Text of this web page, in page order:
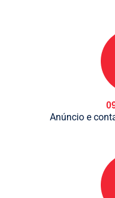
Anúncio e